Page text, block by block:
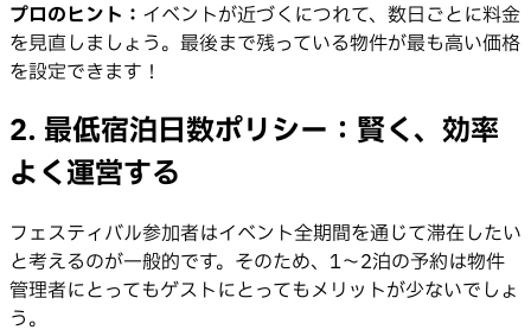
プロのヒント： イベントが近づくにつれて、数日ごとに料金
を見直しましょう。最後まで残っている物件が最も高い価格
を設定できます！
2. 最低宿泊日数ポリシー：賢く、効率
よく運営する
フェスティバル参加者はイベント全期間を通じて滞在したい
と考えるのが一般的です。そのため、1〜2泊の予約は物件
管理者にとってもゲストにとってもメリットが少ないでしょ
う。